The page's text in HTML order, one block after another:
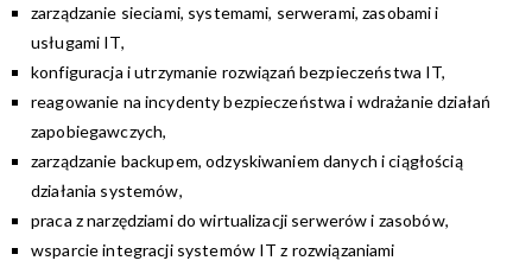
zarządzanie sieciami, systemami, serwerami, zasobami i
usługami IT,
konfiguracja i utrzymanie rozwiązań bezpieczeństwa IT,
reagowanie na incydenty bezpieczeństwa i wdrażanie działań
zapobiegawczych,
zarządzanie backupem, odzyskiwaniem danych i ciągłością
działania systemów,
praca z narzędziami do wirtualizacji serwerów i zasobów,
wsparcie integracji systemów IT z rozwiązaniami